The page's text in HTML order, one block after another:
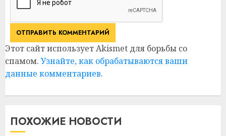
Этот сайт использует Akismet для борьбы со
спамом. Узнайте, как обрабатываются ваши
данные комментариев.
ПОХОЖИЕ НОВОСТИ